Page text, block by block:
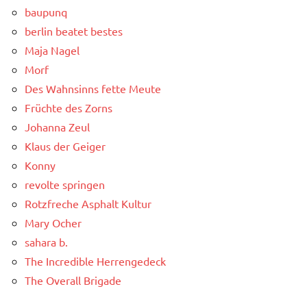
baupunq
berlin beatet bestes
Maja Nagel
Morf
Des Wahnsinns fette Meute
Früchte des Zorns
Johanna Zeul
Klaus der Geiger
Konny
revolte springen
Rotzfreche Asphalt Kultur
Mary Ocher
sahara b.
The Incredible Herrengedeck
The Overall Brigade